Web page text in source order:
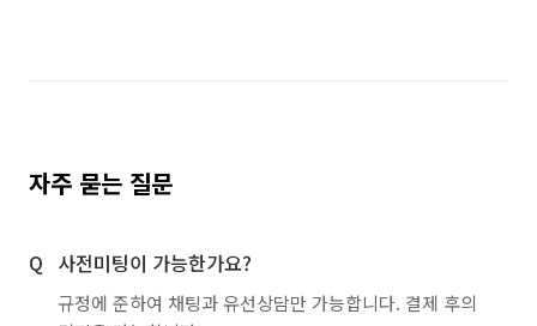
자주 묻는 질문
사전미팅이 가능한가요?
규정에 준하여 채팅과 유선상담만 가능합니다. 결제 후의